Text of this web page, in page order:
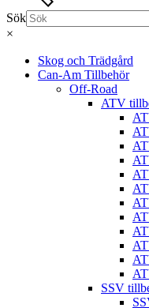
Sök
×
Skog och Trädgård
Can-Am Tillbehör
Off-Road
ATV
SSV